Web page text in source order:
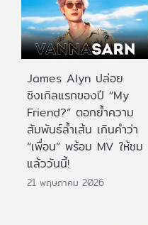
James Alyn ปล่อย
ซิงเกิลแรกของปี “My
Friend?” ตอกย้ำความ
สัมพันธ์ล้ำเส้น เกินคำว่า
“เพื่อน” พร้อม MV ให้ชม
แล้ววันนี้!
21 พฤษภาคม 2026